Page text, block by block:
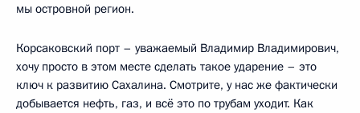
мы островной регион.
Корсаковский порт – уважаемый Владимир Владимирович,
хочу просто в этом месте сделать такое ударение – это
ключ к развитию Сахалина. Смотрите, у нас же фактически
добывается нефть, газ, и всё это по трубам уходит. Как